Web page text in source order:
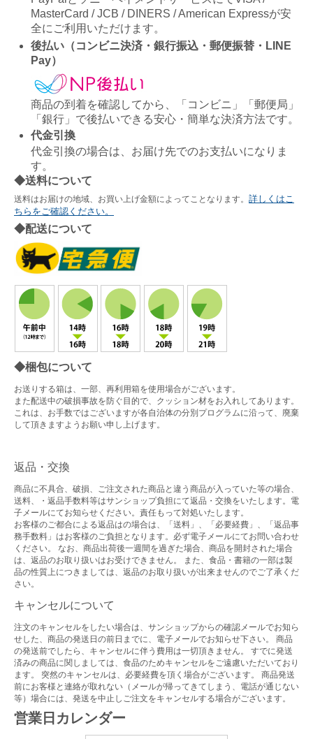
MasterCard / JCB / DINERS / American Expressが安
全にご利用いただけます。
後払い（コンビニ決済・銀行振込・郵便振替・LINE
Pay）
商品の到着を確認してから、「コンビニ」「郵便局」
「銀行」で後払いできる安心・簡単な決済方法です。
代金引換
代金引換の場合は、お届け先でのお支払いになりま
す。
◆送料について
送料はお届けの地域、お買い上げ金額によってことなります。 詳しくはこ
ちらをご確認ください。
◆配送について
◆梱包について
お送りする箱は、一部、再利用箱を使用場合がございます。
また配送中の破損事故を防ぐ目的で、クッション材をお入れしてあります。
これは、お手数ではございますが各自治体の分別プログラムに沿って、廃棄
して頂きますようお願い申し上げます。
返品・交換
商品に不具合、破損、ご注文された商品と違う商品が入っていた等の場合、
送料、・返品手数料等はサンショップ負担にて返品・交換をいたします。電
子メールにてお知らせください。責任もって対処いたします。
お客様のご都合による返品はの場合は、「送料」、「必要経費」、「返品事
務手数料」はお客様のご負担となります。必ず電子メールにてお問い合わせ
ください。 なお、商品出荷後一週間を過ぎた場合、商品を開封された場合
は、返品のお取り扱いはお受けできません。 また、食品・書籍の一部は製
品の性質上につきましては、返品のお取り扱いが出来ませんのでご了承くだ
さい。
キャンセルについて
注文のキャンセルをしたい場合は、サンショップからの確認メールでお知ら
せした、商品の発送日の前日までに、電子メールでお知らせ下さい。 商品
の発送前でしたら、キャンセルに伴う費用は一切頂きません。 すでに発送
済みの商品に関しましては、食品のためキャンセルをご遠慮いただいており
ます。 突然のキャンセルは、必要経費を頂く場合がございます。 商品発送
前にお客様と連絡が取れない（メールが帰ってきてしまう、電話が通じない
等）場合には、発送を中止しご注文をキャンセルする場合がございます。
営業日カレンダー